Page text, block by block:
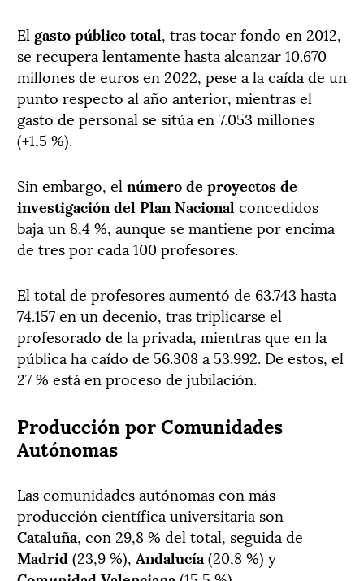
El gasto público total, tras tocar fondo en 2012,
se recupera lentamente hasta alcanzar 10.670
millones de euros en 2022, pese a la caída de un
punto respecto al año anterior, mientras el
gasto de personal se sitúa en 7.053 millones
(+1,5 %).
Sin embargo, el número de proyectos de
investigación del Plan Nacional concedidos
baja un 8,4 %, aunque se mantiene por encima
de tres por cada 100 profesores.
El total de profesores aumentó de 63.743 hasta
74.157 en un decenio, tras triplicarse el
profesorado de la privada, mientras que en la
pública ha caído de 56.308 a 53.992. De estos, el
27 % está en proceso de jubilación.
Producción por Comunidades
Autónomas
Las comunidades autónomas con más
producción científica universitaria son
Cataluña, con 29,8 % del total, seguida de
Madrid (23,9 %), Andalucía (20,8 %) y